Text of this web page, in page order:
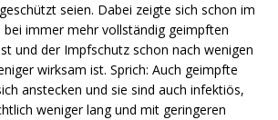
seien. Dabei zeigte sich schon im
bei immer mehr vollständig geimpften
und der Impfschutz schon nach wenigen
wirksam ist. Sprich: Auch geimpfte
anstecken und sie sind auch infektiös,
weniger lang und mit geringeren